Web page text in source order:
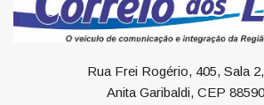
Rua Frei Rogério, 405, Sala
Anita Garibaldi, CEP